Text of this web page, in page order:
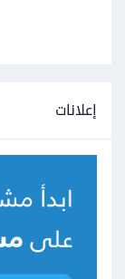
إعلانات